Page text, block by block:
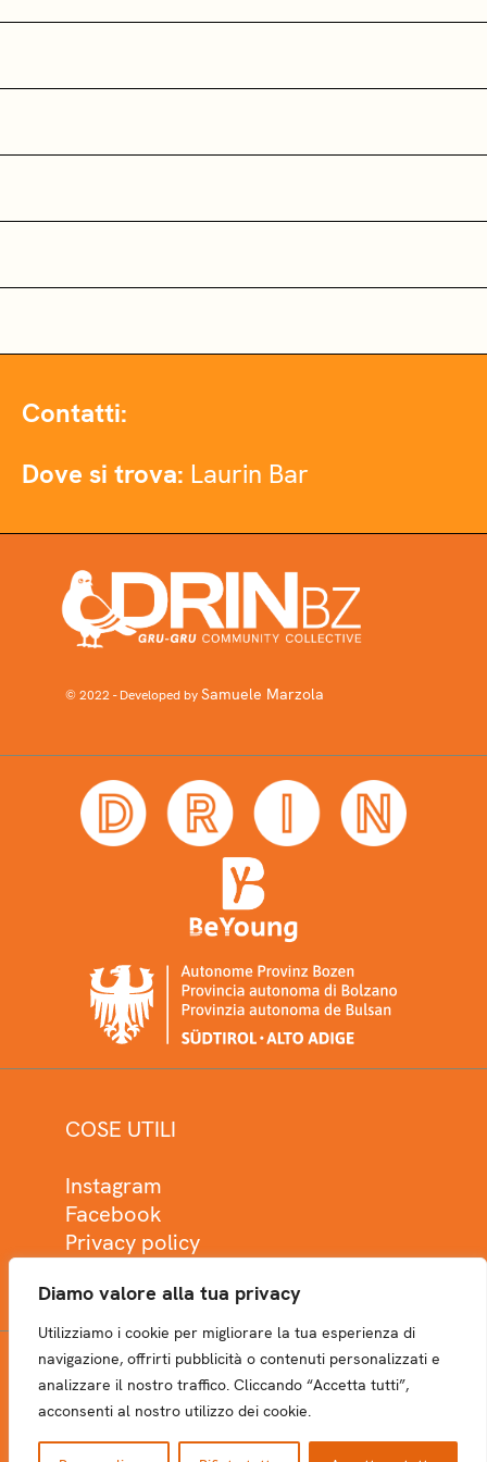
Diamo valore alla tua privacy
Utilizziamo i cookie per migliorare la tua esperienza di
navigazione, offrirti pubblicità o contenuti personalizzati e
analizzare il nostro traffico. Cliccando “Accetta tutti”,
acconsenti al nostro utilizzo dei cookie.
Contatti:
Dove si trova: Laurin Bar
© 2022 - Developed bySamuele Marzola
COSE UTILI
Instagram
Facebook
Privacy policy
NEWSLETTER